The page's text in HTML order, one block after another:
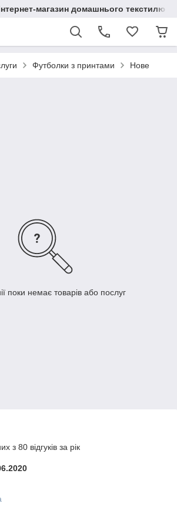
магазин домашнього текстилю
Футболки з принтами Нове
поки немає товарів або послуг
з 80 відгуків за рік